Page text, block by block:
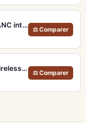
Bose QuietComfort Ultra 2 – Écouteurs ANC intra-auriculaires avec son immersif
⚖ Comparer
Apple AirPods Pro 2 – Écouteurs True Wireless ANC USB-C Blancs
⚖ Comparer